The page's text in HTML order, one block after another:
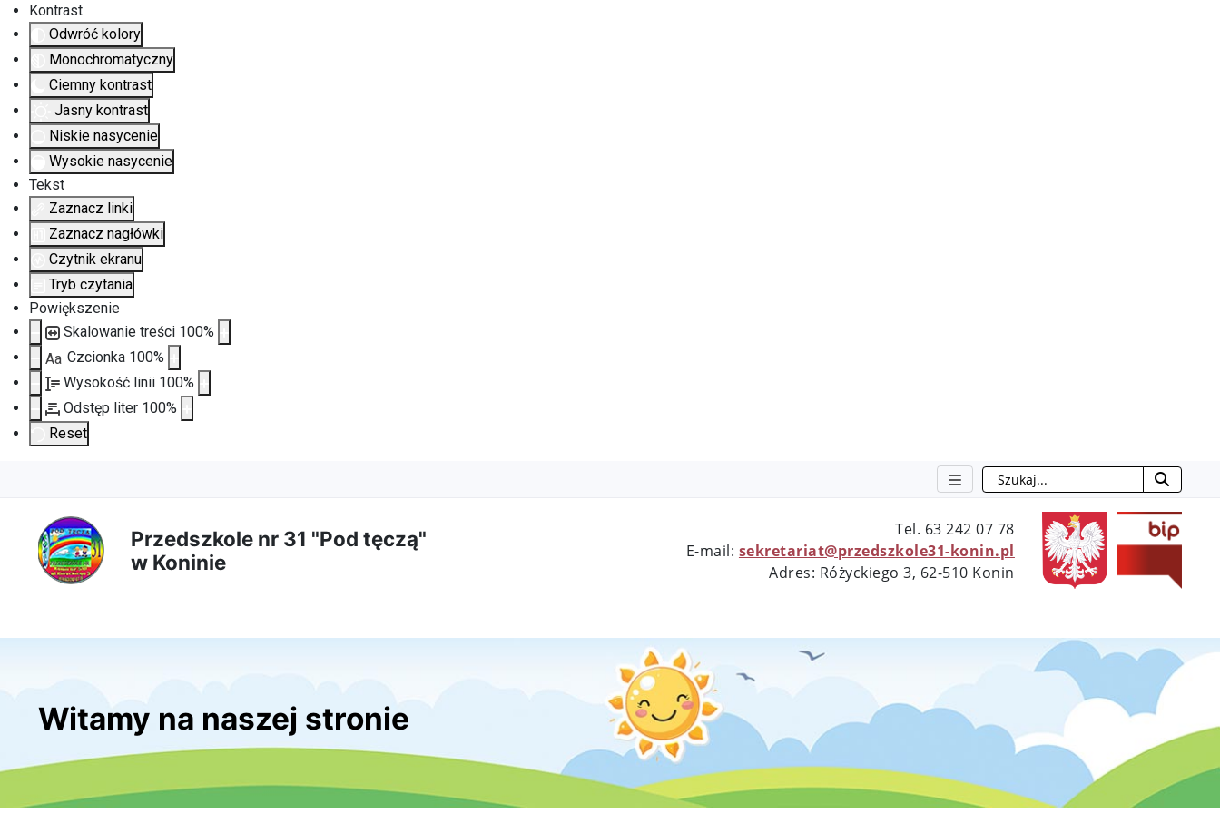
Kontrast
Odwróć kolory
Monochromatyczny
Ciemny kontrast
Jasny kontrast
Niskie nasycenie
Wysokie nasycenie
Tekst
Zaznacz linki
Zaznacz nagłówki
Czytnik ekranu
Tryb czytania
Powiększenie
Skalowanie treści 100%
Aa Czcionka 100%
Wysokość linii 100%
Odstęp liter 100%
Reset
do
treści
do
menu
do
wyszukiwarki
do
mapy
Szukaj
Przedszkole nr 31 "Pod tęczą"
w Koninie
Tel. 63 242 07 78
E-mail: sekretariat@przedszkole31-konin.pl
Adres: Różyckiego 3, 62-510 Konin
Witamy na naszej stronie